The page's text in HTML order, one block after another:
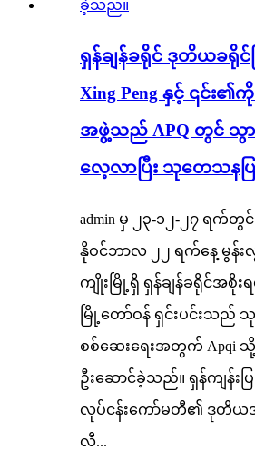
ရှန်ချန်ခရိုင် ဒုတိယခရို
Xing Peng နှင့် ၎င်း
အဖွဲ့သည် APQ တွင် သွာ
လေ့လာပြီး သုတေသန
admin မှ ၂၃-၁၂-၂၇ ရက်တွ
နိုဝင်ဘာလ ၂၂ ရက်နေ့ မွန်း
ကျိုးမြို့ရှိ ရှန်ချန်ခရိုင်အစို
မြို့တော်ဝန် ရှင်းပင်းသည်
စစ်ဆေးရေးအတွက် Apqi
ဦးဆောင်ခဲ့သည်။ ရှန်ကျန်း
လုပ်ငန်းကော်မတီ၏ ဒုတိယအ
လီ...